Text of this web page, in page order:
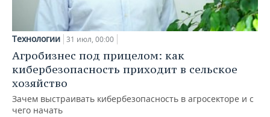
Технологии 31 июл, 00:00
Агробизнес под прицелом: как
кибербезопасность приходит в сельское
хозяйство
Зачем выстраивать кибербезопасность в агросекторе и с
чего начать